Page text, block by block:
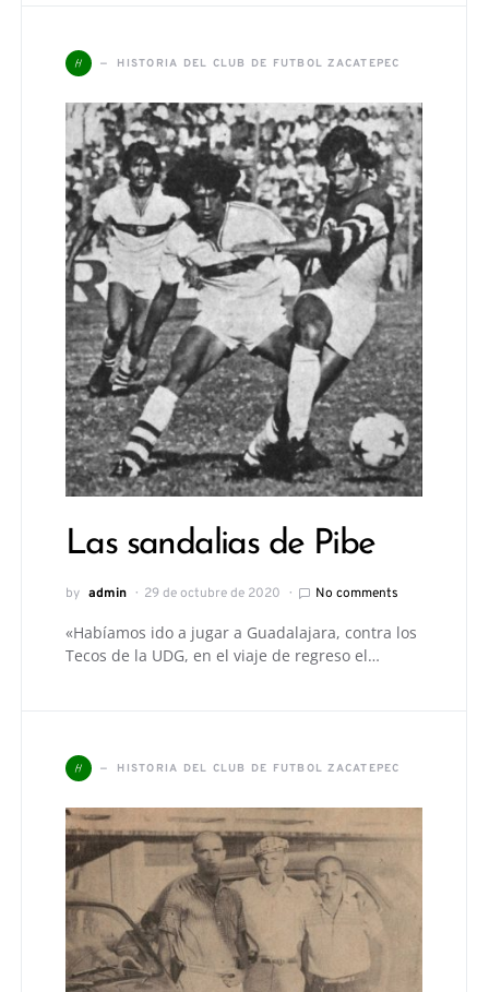
H HISTORIA DEL CLUB DE FUTBOL ZACATEPEC
Las sandalias de Pibe
by admin 29 de octubre de 2020 No comments
«Habíamos ido a jugar a Guadalajara, contra los
Tecos de la UDG, en el viaje de regreso el…
H HISTORIA DEL CLUB DE FUTBOL ZACATEPEC